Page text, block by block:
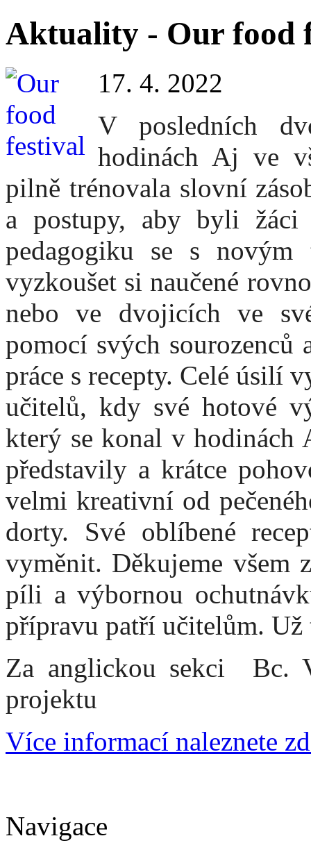
Aktuality - Our food
17. 4. 2022
V posledních
hodinách Aj ve
pilně trénovala slovní
a postupy, aby byli žáci
pedagogiku se s novým
vyzkoušet si naučené
nebo ve dvojicích ve
pomocí svých
práce s recepty. Celé úsilí
učitelů, kdy své hotové
který se konal v
představily a krátce
velmi kreativní od
dorty. Své oblíbené
vyměnit. Děkujeme všem
píli a výbornou
přípravu patří učitelům. Už
Za anglickou sekci Bc.
projektu
Více informací naleznete
Navigace